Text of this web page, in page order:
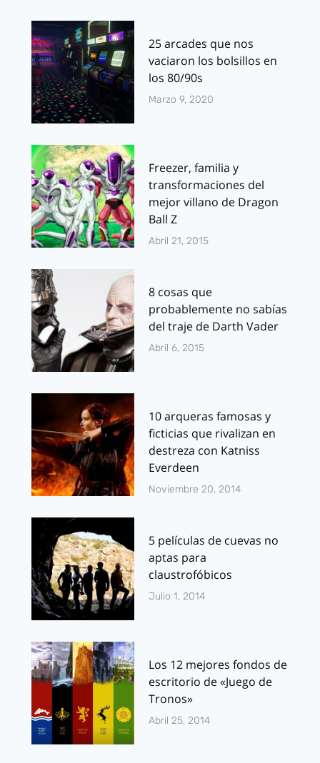
25 arcades que nos
vaciaron los bolsillos en
los 80/90s
Marzo 9, 2020
Freezer, familia y
transformaciones del
mejor villano de Dragon
Ball Z
Abril 21, 2015
8 cosas que
probablemente no sabías
del traje de Darth Vader
Abril 6, 2015
10 arqueras famosas y
ficticias que rivalizan en
destreza con Katniss
Everdeen
Noviembre 20, 2014
5 películas de cuevas no
aptas para
claustrofóbicos
Julio 1, 2014
Los 12 mejores fondos de
escritorio de «Juego de
Tronos»
Abril 25, 2014